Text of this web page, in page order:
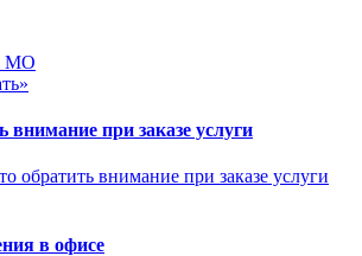
внимание при заказе услуги
в офисе